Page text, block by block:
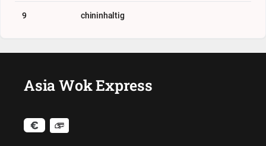
9 chininhaltig
Asia Wok Express